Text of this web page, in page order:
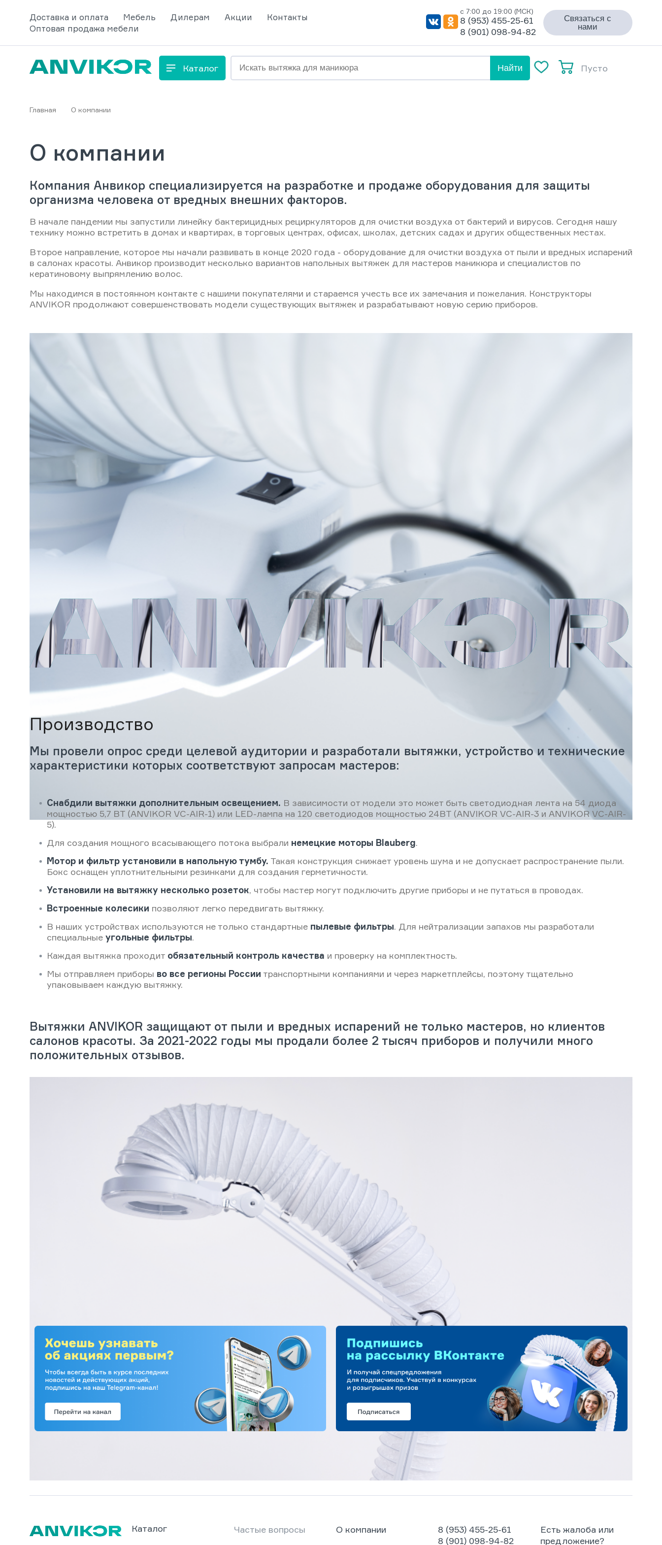
Доставка и оплата Мебель Дилерам Акции
Контакты
Оптовая продажа мебели
с 7:00 до 19:00 (МСК)
8 (953) 455-25-61
8 (901) 098-94-82
Связаться с
нами
Каталог Найти Пусто
Главная О компании
О компании
Компания Анвикор специализируется на разработке и продаже оборудования для защиты
организма человека от вредных внешних факторов.
В начале пандемии мы запустили линейку бактерицидных рециркуляторов для очистки воздуха от бактерий и вирусов. Сегодня нашу
технику можно встретить в домах и квартирах, в торговых центрах, офисах, школах, детских садах и других общественных местах.
Второе направление, которое мы начали развивать в конце 2020 года - оборудование для очистки воздуха от пыли и вредных испарений
в салонах красоты. Анвикор производит несколько вариантов напольных вытяжек для мастеров маникюра и специалистов по
кератиновому выпрямлению волос.
Мы находимся в постоянном контакте с нашими покупателями и стараемся учесть все их замечания и пожелания. Конструкторы
ANVIKOR продолжают совершенствовать модели существующих вытяжек и разрабатывают новую серию приборов.
Производство
Мы провели опрос среди целевой аудитории и разработали вытяжки, устройство и технические
характеристики которых соответствуют запросам мастеров:
Снабдили вытяжки дополнительным освещением. В зависимости от модели это может быть светодиодная лента на 54 диода
мощностью 5,7 ВТ (ANVIKOR VC-AIR-1) или LED-лампа на 120 светодиодов мощностью 24ВТ (ANVIKOR VC-AIR-3 и ANVIKOR VC-AIR-
5).
Для создания мощного всасывающего потока выбрали немецкие моторы Blauberg.
Мотор и фильтр установили в напольную тумбу. Такая конструкция снижает уровень шума и не допускает распространение пыли.
Бокс оснащен уплотнительными резинками для создания герметичности.
Установили на вытяжку несколько розеток, чтобы мастер могут подключить другие приборы и не путаться в проводах.
Встроенные колесики позволяют легко передвигать вытяжку.
В наших устройствах используются не только стандартные пылевые фильтры. Для нейтрализации запахов мы разработали
специальные угольные фильтры.
Каждая вытяжка проходит обязательный контроль качества и проверку на комплектность.
Мы отправляем приборы во все регионы России транспортными компаниями и через маркетплейсы, поэтому тщательно
упаковываем каждую вытяжку.
Вытяжки ANVIKOR защищают от пыли и вредных испарений не только мастеров, но клиентов
салонов красоты. За 2021-2022 годы мы продали более 2 тысяч приборов и получили много
положительных отзывов.
Каталог
Частые вопросы
О компании
8 (953) 455-25-61
8 (901) 098-94-82
Есть жалоба или
предложение?